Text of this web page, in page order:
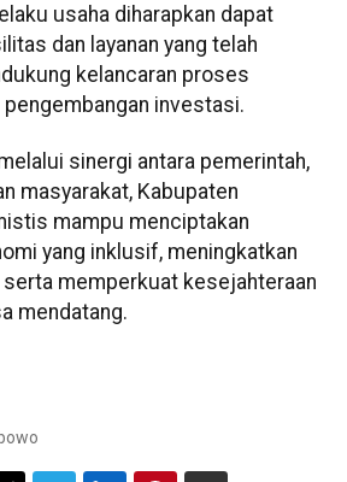
usaha diharapkan dapat
dan layanan yang telah
kelancaran proses
investasi.
sinergi antara pemerintah,
masyarakat, Kabupaten
mampu menciptakan
yang inklusif, meningkatkan
memperkuat kesejahteraan
mendatang.